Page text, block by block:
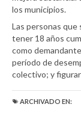
los municipios.
Las personas
tener 18 años
como
período de
colectivo; y
ARCHIVADO EN: